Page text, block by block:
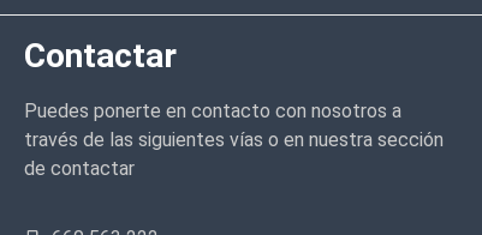
Contactar
Puedes ponerte en contacto con nosotros a
través de las siguientes vías o en nuestra sección
de contactar